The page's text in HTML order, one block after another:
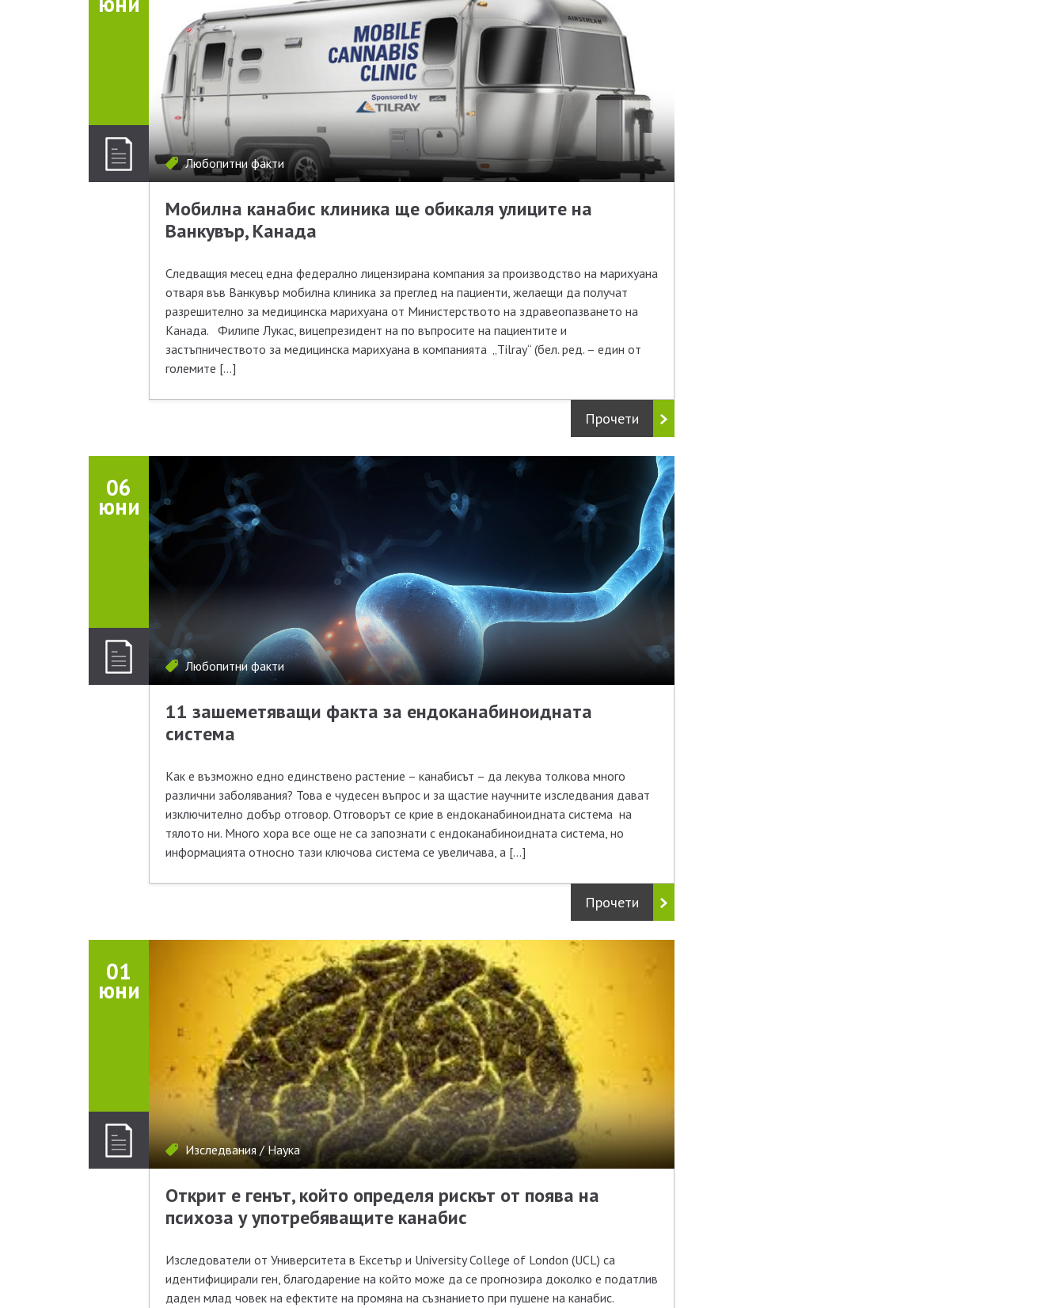
Любопитни факти
Мобилна канабис клиника ще обикаля улиците на
Ванкувър, Канада
Следващия месец една федерално лицензирана компания за производство на марихуана
отваря във Ванкувър мобилна клиника за преглед на пациенти, желаещи да получат
разрешително за медицинска марихуана от Министерството на здравеопазването на
Канада. Филипе Лукас, вицепрезидент на по въпросите на пациентите и
застъпничеството за медицинска марихуана в компанията „Tilray“ (бел. ред. – един от
големите […]
Прочети
06
юни
Любопитни факти
11 зашеметяващи факта за ендоканабиноидната
система
Как е възможно едно единствено растение – канабисът – да лекува толкова много
различни заболявания? Това е чудесен въпрос и за щастие научните изследвания дават
изключително добър отговор. Отговорът се крие в ендоканабиноидната система на
тялото ни. Много хора все още не са запознати с ендоканабиноидната система, но
информацията относно тази ключова система се увеличава, а […]
Прочети
01
юни
Изследвания /Наука
Открит е генът, който определя рискът от поява на
психоза у употребяващите канабис
Изследователи от Университета в Ексетър и University College of London (UCL) са
идентифицирали ген, благодарение на който може да се прогнозира доколко е податлив
даден млад човек на ефектите на промяна на съзнанието при пушене на канабис.